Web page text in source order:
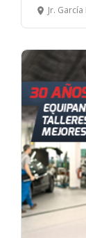
Jr. García